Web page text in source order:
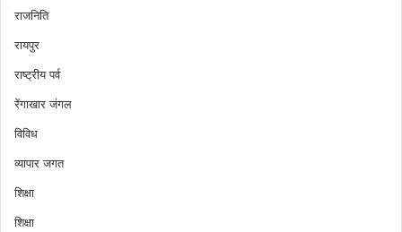
राजनिति
रायपुर
राष्ट्रीय पर्व
रेंगाखार जंगल
विविध
व्यापार जगत
शिक्षा
शिक्षा